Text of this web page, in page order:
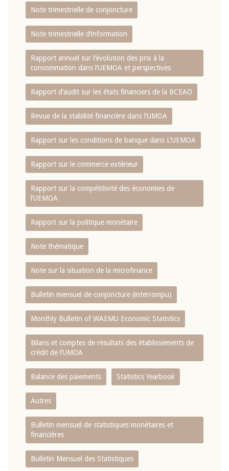
Note trimestrielle de conjoncture
Note trimestrielle d‘information
Rapport annuel sur l‘évolution des prix à la
consommation dans l‘UEMOA et perspectives
Rapport d‘audit sur les états financiers de la BCEAO
Revue de la stabilité financière dans l‘UMOA
Rapport sur les conditions de banque dans L‘UEMOA
Rapport sur le commerce extérieur
Rapport sur la compétitivité des économies de
l‘UEMOA
Rapport sur la politique monétaire
Note thématique
Note sur la situation de la microfinance
Bulletin mensuel de conjoncture (interrompu)
Monthly Bulletin of WAEMU Economic Statistics
Bilans et comptes de résultats des établissements de
crédit de l‘UMOA
Balance des paiements Statistics Yearbook
Autres
Bulletin mensuel de statistiques monétaires et
financières
Bulletin Mensuel des Statistiques